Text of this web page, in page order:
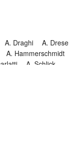
A. Draghi
A. Drese
A. Hammerschmidt
A. Schlick